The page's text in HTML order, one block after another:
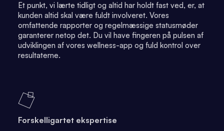
Et punkt, vi lærte tidligt og altid har holdt fast ved, er, at
kunden altid skal være fuldt involveret. Vores
omfattende rapporter og regelmæssige statusmøder
garanterer netop det. Du vil have fingeren på pulsen af
udviklingen af vores wellness-app og fuld kontrol over
resultaterne.
Forskelligartet ekspertise